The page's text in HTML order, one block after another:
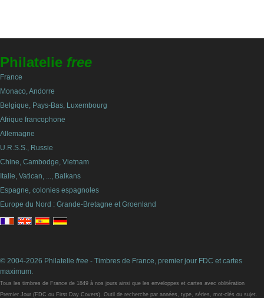
Philatelie free
France
Monaco, Andorre
Belgique, Pays-Bas, Luxembourg
Afrique francophone
Allemagne
U.R.S.S., Russie
Chine, Cambodge, Vietnam
Italie, Vatican, ..., Balkans
Espagne, colonies espagnoles
Europe du Nord : Grande-Bretagne et Groenland
© 2004-2026 Philatelie free - Timbres de France, premier jour FDC et cartes
maximum.
Tous les timbres de France de 1849 à nos jours ainsi que les enveloppes et cartes avec oblitération
Premier Jour (FDC ou First Day Covers). Outil de recherche par années, type, séries, mot-clés ou sujet.